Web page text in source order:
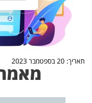
תאריך: 20 בספטמבר 2023